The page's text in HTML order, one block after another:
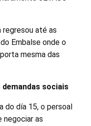
regresou até as
Embalse onde o
mesma das
demandas sociais
do día 15, o persoal
negociar as